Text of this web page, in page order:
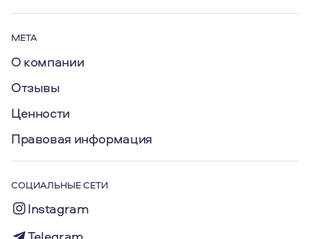
МЕТА
О компании
Отзывы
Ценности
Правовая информация
СОЦИАЛЬНЫЕ СЕТИ
Instagram